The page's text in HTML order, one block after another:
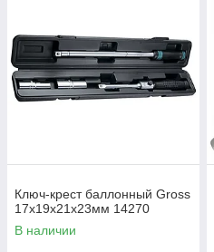
Ключ-крест баллонный Gross
17х19х21х23мм 14270
В наличии